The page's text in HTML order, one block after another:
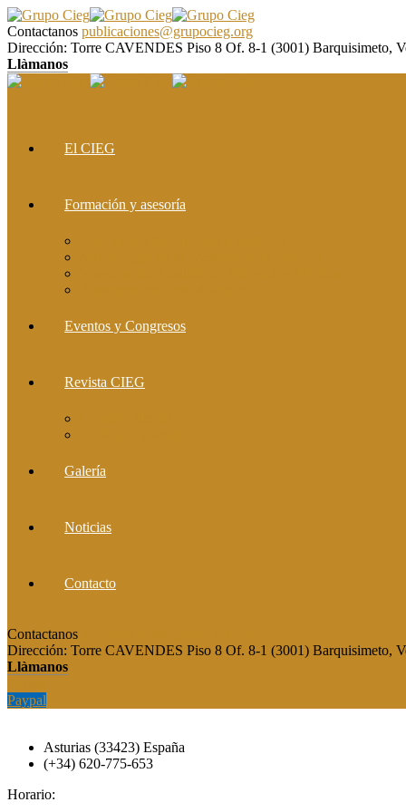
Contactanos publicaciones@grupocieg.org
Dirección: Torre CAVENDES Piso 8 Of. 8-1 (3001) Barquisimeto,
Llàmanos
El CIEG
Formación y asesoría
Eventos y Congresos
Revista CIEG
Galería
Noticias
Contacto
Contactanos
Dirección: Torre CAVENDES Piso 8 Of. 8-1 (3001) Barquisimeto,
Llàmanos
Paypal
Asturias (33423) España
(+34) 620-775-653
Horario: